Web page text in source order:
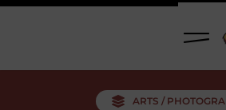
ARTS /